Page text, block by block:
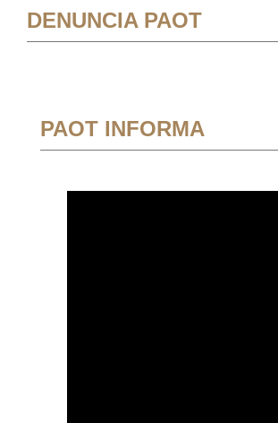
DENUNCIA PAOT
PAOT INFORMA